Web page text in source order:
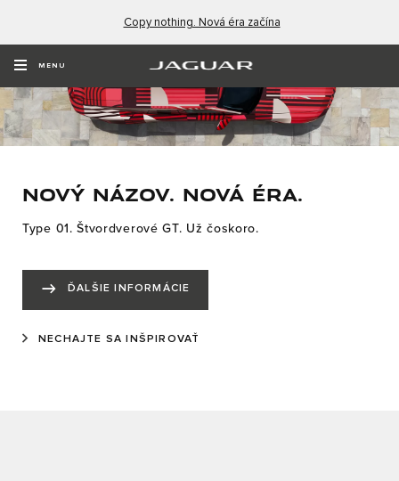
Copy nothing. Nová éra začína
MENU
NOVÝ NÁZOV. NOVÁ ÉRA.
Type 01. Štvordverové GT. Už čoskoro.
ĎALŠIE INFORMÁCIE
NECHAJTE SA INŠPIROVAŤ